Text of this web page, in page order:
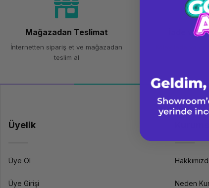
Mağazadan Teslimat
İnternetten sipariş et ve mağazadan
teslim al
İade ve
Kolay iade ve
Üyelik
Üye Ol
Üye Girişi Neden